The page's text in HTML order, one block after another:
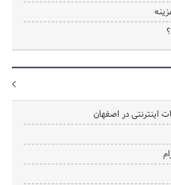
اینترنتی در اصفهان